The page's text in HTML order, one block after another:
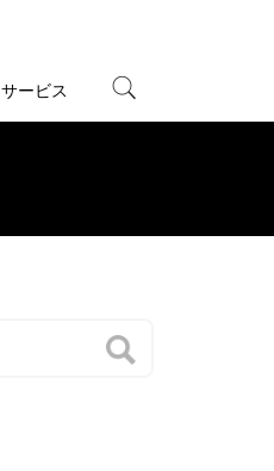
サービス